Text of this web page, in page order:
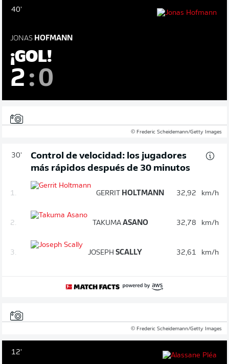
40'
JONAS HOFMANN
¡GOL!
2:0
© Frederic Scheidemann/Getty Images
30'
Control de velocidad: los jugadores
más rápidos después de 30 minutos
1. GERRIT HOLTMANN 32,92 km/h
2. TAKUMA ASANO 32,78 km/h
3. JOSEPH SCALLY 32,61 km/h
© Frederic Scheidemann/Getty Images
12'